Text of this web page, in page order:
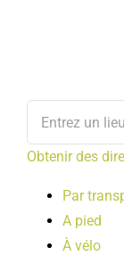
Obtenir des
Par
A pied
À vélo